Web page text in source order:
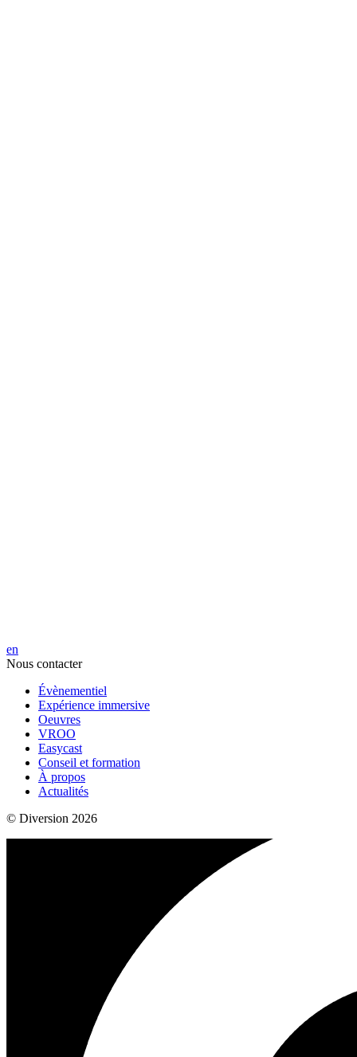
en
Nous contacter
Évènementiel
Expérience immersive
Oeuvres
VROO
Easycast
Conseil et formation
À propos
Actualités
© Diversion 2026